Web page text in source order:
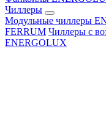
Чиллеры
Модульные чиллеры
FERRUM Чиллеры с
ENERGOLUX